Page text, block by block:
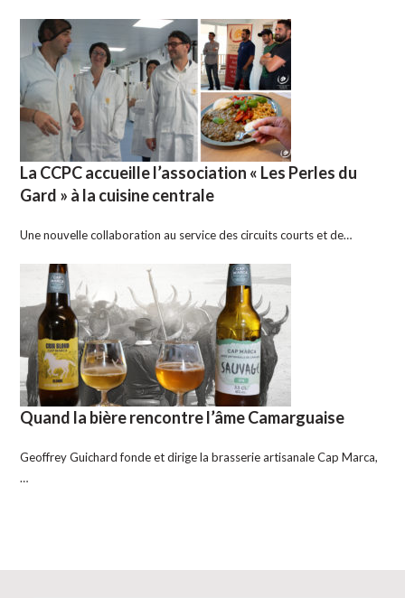
La CCPC accueille l’association « Les Perles du
Gard » à la cuisine centrale
Une nouvelle collaboration au service des circuits courts et de…
Quand la bière rencontre l’âme Camarguaise
Geoffrey Guichard fonde et dirige la brasserie artisanale Cap Marca,
…